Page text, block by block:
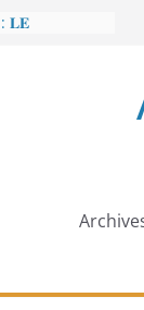
𝐋𝐄
𝐨𝐫𝐝𝐢𝐧𝐚𝐭𝐞𝐮𝐫